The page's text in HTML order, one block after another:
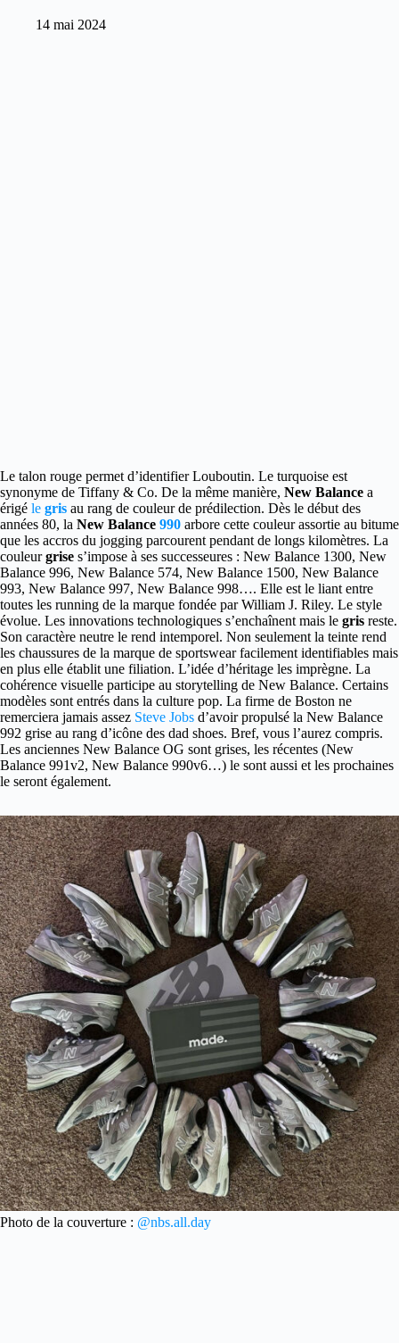
14 mai 2024
Le talon rouge permet d’identifier Louboutin. Le turquoise est
synonyme de Tiffany & Co. De la même manière, New Balance a
érigé le gris au rang de couleur de prédilection. Dès le début des
années 80, la New Balance 990 arbore cette couleur assortie au bitume
que les accros du jogging parcourent pendant de longs kilomètres. La
couleurgrise s’impose à ses successeures : New Balance 1300, New
Balance 996, New Balance 574, New Balance 1500, New Balance
993, New Balance 997, New Balance 998…. Elle est le liant entre
toutes les running de la marque fondée par William J. Riley. Le style
évolue. Les innovations technologiques s’enchaînent mais le gris reste.
Son caractère neutre le rend intemporel. Non seulement la teinte rend
les chaussures de la marque de sportswear facilement identifiables mais
en plus elle établit une filiation. L’idée d’héritage les imprègne. La
cohérence visuelle participe au storytelling de New Balance. Certains
modèles sont entrés dans la culture pop. La firme de Boston ne
remerciera jamais assez Steve Jobs d’avoir propulsé la New Balance
992 grise au rang d’icône des dad shoes. Bref, vous l’aurez compris.
Les anciennes New Balance OG sont grises, les récentes (New
Balance 991v2, New Balance 990v6…) le sont aussi et les prochaines
le seront également.
Photo de la couverture : @nbs.all.day